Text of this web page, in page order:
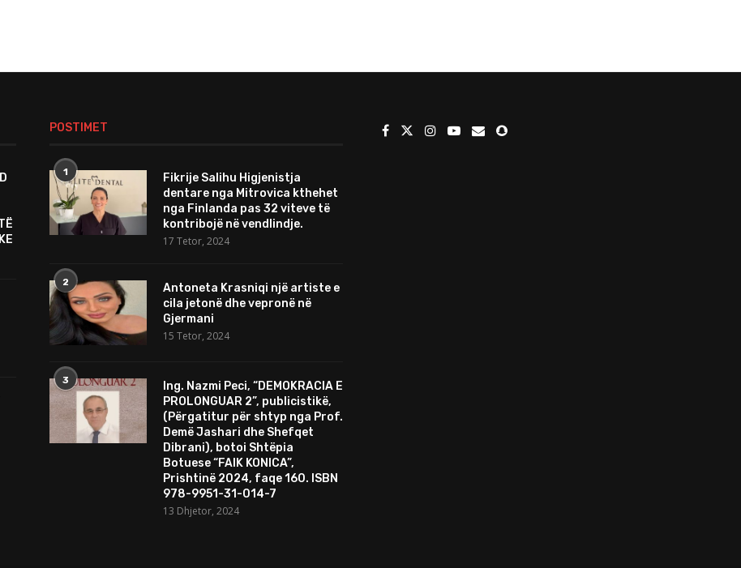
POSTIMET
1
Fikrije Salihu Higjenistja
dentare nga Mitrovica kthehet
nga Finlanda pas 32 viteve të
kontribojë në vendlindje.
17 Tetor, 2024
2
Antoneta Krasniqi një artiste e
cila jetonë dhe vepronë në
Gjermani
15 Tetor, 2024
3
Ing. Nazmi Peci, “DEMOKRACIA E
PROLONGUAR 2”, publicistikë,
(Përgatitur për shtyp nga Prof.
Demë Jashari dhe Shefqet
Dibrani), botoi Shtëpia
Botuese “FAIK KONICA”,
Prishtinë 2024, faqe 160. ISBN
978-9951-31-014-7
13 Dhjetor, 2024